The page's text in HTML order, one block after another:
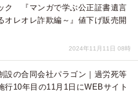
ク 『マンガで学ぶ公正証書遺言
オレオレ詐欺編～』値下げ販売開
2024年11月11日 08時
設の合同会社パラゴン｜過労死等
行10年目の11月1日にWEBサイト